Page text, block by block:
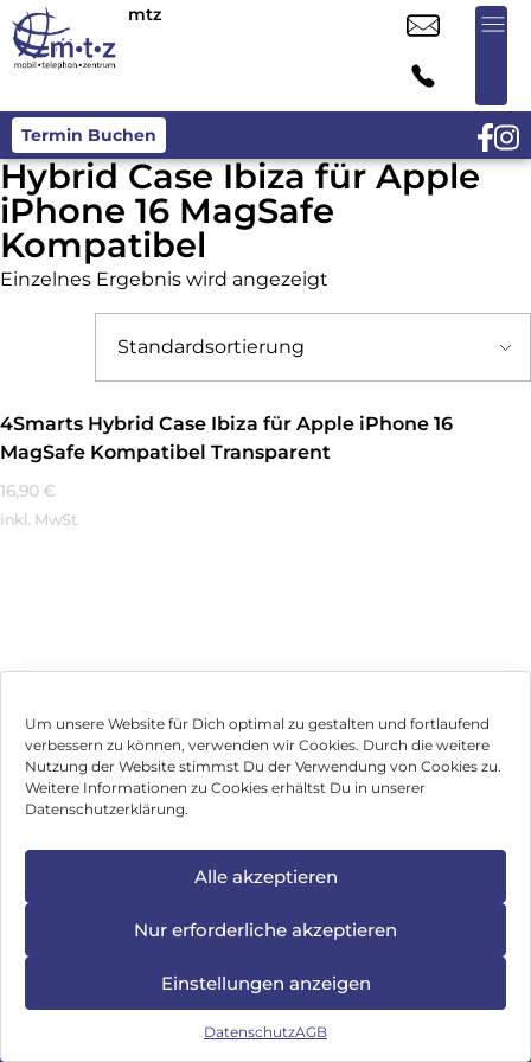
Um unsere Website für Dich optimal zu gestalten und fortlaufend
verbessern zu können, verwenden wir Cookies. Durch die weitere
Nutzung der Website stimmst Du der Verwendung von Cookies zu.
Weitere Informationen zu Cookies erhältst Du in unserer
Datenschutzerklärung.
Alle akzeptieren
Nur erforderliche akzeptieren
Einstellungen anzeigen
DatenschutzAGB
mtz
Termin Buchen
Hybrid Case Ibiza für Apple
iPhone 16 MagSafe
Kompatibel
Einzelnes Ergebnis wird angezeigt
4Smarts Hybrid Case Ibiza für Apple iPhone 16
MagSafe Kompatibel Transparent
16,90 €
inkl. MwSt.
Impressum
Hinweis zur Batterieentsorgung
Newsletter
, Brodos AG – All Rights Reserved.